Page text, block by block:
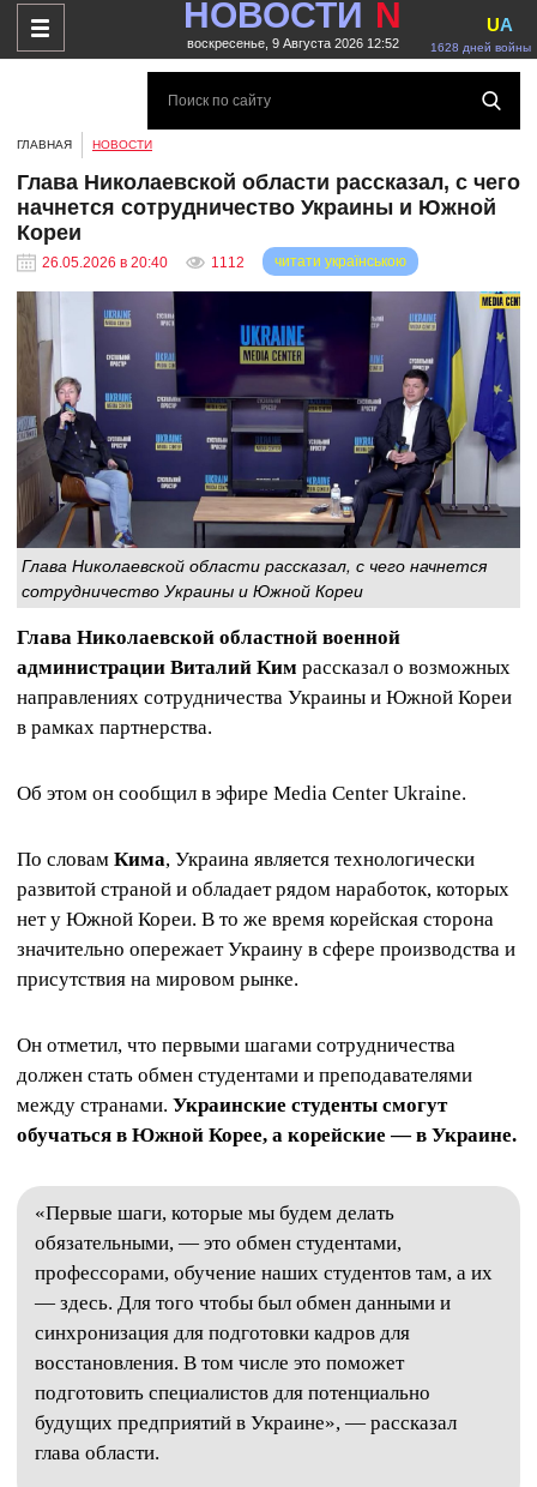
НОВОСТИ N
воскресенье, 9 Августа 2026 12:52 1628 дней войны
UA
ГЛАВНАЯ НОВОСТИ
Глава Николаевской области рассказал, с чего
начнется сотрудничество Украины и Южной
Кореи
26.05.2026 в 20:40 1112 читати українською
Глава Николаевской области рассказал, с чего начнется
сотрудничество Украины и Южной Кореи
Глава Николаевской областной военной
администрации Виталий Ким рассказал о возможных
направлениях сотрудничества Украины и Южной Кореи
в рамках партнерства.
Об этом он сообщил в эфире Media Center Ukraine.
По словам Кима, Украина является технологически
развитой страной и обладает рядом наработок, которых
нет у Южной Кореи. В то же время корейская сторона
значительно опережает Украину в сфере производства и
присутствия на мировом рынке.
Он отметил, что первыми шагами сотрудничества
должен стать обмен студентами и преподавателями
между странами. Украинские студенты смогут
обучаться в Южной Корее, а корейские — в Украине.
«Первые шаги, которые мы будем делать
обязательными, — это обмен студентами,
профессорами, обучение наших студентов там, а их
— здесь. Для того чтобы был обмен данными и
синхронизация для подготовки кадров для
восстановления. В том числе это поможет
подготовить специалистов для потенциально
будущих предприятий в Украине», — рассказал
глава области.